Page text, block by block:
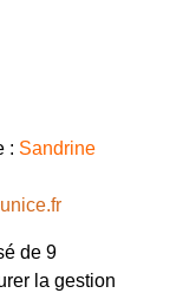
: Sandrine
de 9
la gestion